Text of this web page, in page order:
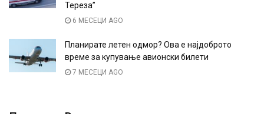
Тереза”
6 МЕСЕЦИ AGO
Планирате летен одмор? Ова е најдоброто
време за купување авионски билети
7 МЕСЕЦИ AGO